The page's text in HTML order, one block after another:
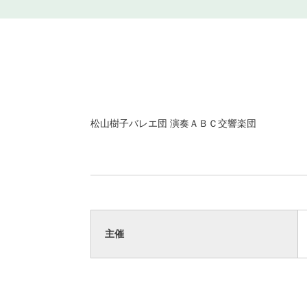
松山樹子バレエ団 演奏ＡＢＣ交響楽団
主催